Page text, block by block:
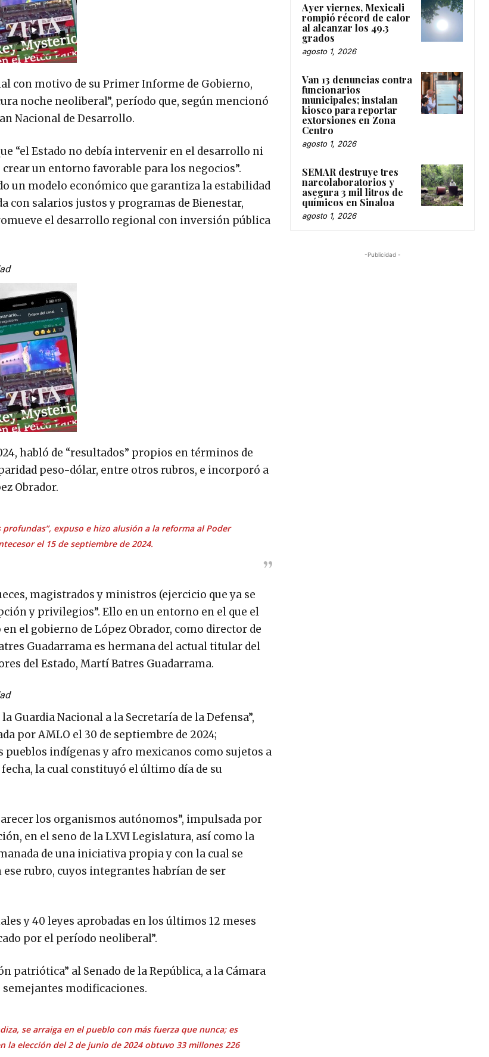
con motivo de su Primer Informe de Gobierno,
noche neoliberal”, período que, según mencionó
Nacional de Desarrollo.
“el Estado no debía intervenir en el desarrollo ni
un entorno favorable para los negocios”.
un modelo económico que garantiza la estabilidad
salarios justos y programas de Bienestar,
el desarrollo regional con inversión pública
habló de “resultados” propios en términos de
peso-dólar, entre otros rubros, e incorporó a
Obrador.
expuso e hizo alusión a la reforma al Poder
el 15 de septiembre de 2024.
magistrados y ministros (ejercicio que ya se
y privilegios”. Ello en un entorno en el que el
el gobierno de López Obrador, como director de
Guadarrama es hermana del actual titular del
del Estado, Martí Batres Guadarrama.
Guardia Nacional a la Secretaría de la Defensa”,
por AMLO el 30 de septiembre de 2024;
indígenas y afro mexicanos como sujetos a
la cual constituyó el último día de su
los organismos autónomos”, impulsada por
en el seno de la LXVI Legislatura, así como la
de una iniciativa propia y con la cual se
rubro, cuyos integrantes habrían de ser
y 40 leyes aprobadas en los últimos 12 meses
por el período neoliberal”.
patriótica” al Senado de la República, a la Cámara
semejantes modificaciones.
se arraiga en el pueblo con más fuerza que nunca; es
elección del 2 de junio de 2024 obtuvo 33 millones 226
Ayer viernes, Mexicali
rompió récord de calor
al alcanzar los 49.3
grados
agosto 1, 2026
Van 13 denuncias contra
funcionarios
municipales; instalan
kiosco para reportar
extorsiones en Zona
Centro
agosto 1, 2026
SEMAR destruye tres
narcolaboratorios y
asegura 3 mil litros de
químicos en Sinaloa
agosto 1, 2026
-Publicidad -